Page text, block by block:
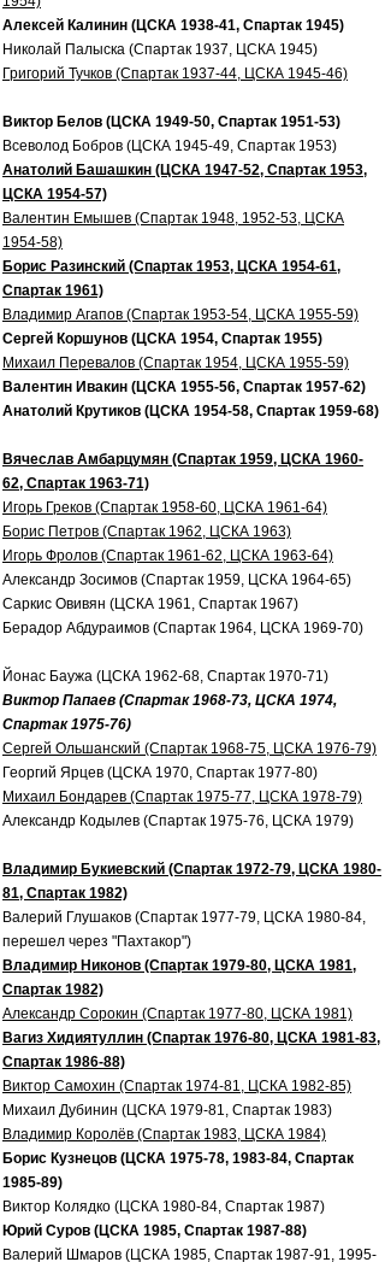
Алексей Калинин (ЦСКА 1938-41, Спартак 1945)
Николай Палыска (Спартак 1937, ЦСКА 1945)
Григорий Тучков (Спартак 1937-44, ЦСКА 1945-46)
Виктор Белов (ЦСКА 1949-50, Спартак 1951-53)
Всеволод Бобров (ЦСКА 1945-49, Спартак 1953)
Анатолий Башашкин (ЦСКА 1947-52, Спартак 1953,
ЦСКА 1954-57)
Валентин Емышев (Спартак 1948, 1952-53, ЦСКА
1954-58)
Борис Разинский (Спартак 1953, ЦСКА 1954-61,
Спартак 1961)
Владимир Агапов (Спартак 1953-54, ЦСКА 1955-59)
Сергей Коршунов (ЦСКА 1954, Спартак 1955)
Михаил Перевалов (Спартак 1954, ЦСКА 1955-59)
Валентин Ивакин (ЦСКА 1955-56, Спартак 1957-62)
Анатолий Крутиков (ЦСКА 1954-58, Спартак 1959-68)
Вячеслав Амбарцумян (Спартак 1959, ЦСКА 1960-
62, Спартак 1963-71)
Игорь Греков (Спартак 1958-60, ЦСКА 1961-64)
Борис Петров (Спартак 1962, ЦСКА 1963)
Игорь Фролов (Спартак 1961-62, ЦСКА 1963-64)
Александр Зосимов (Спартак 1959, ЦСКА 1964-65)
Саркис Овивян (ЦСКА 1961, Спартак 1967)
Берадор Абдураимов (Спартак 1964, ЦСКА 1969-70)
Йонас Баужа (ЦСКА 1962-68, Спартак 1970-71)
Виктор Папаев (Спартак 1968-73, ЦСКА 1974,
Спартак 1975-76)
Сергей Ольшанский (Спартак 1968-75, ЦСКА 1976-79)
Георгий Ярцев (ЦСКА 1970, Спартак 1977-80)
Михаил Бондарев (Спартак 1975-77, ЦСКА 1978-79)
Александр Кодылев (Спартак 1975-76, ЦСКА 1979)
Владимир Букиевский (Спартак 1972-79, ЦСКА 1980-
81, Спартак 1982)
Валерий Глушаков (Спартак 1977-79, ЦСКА 1980-84,
перешел через "Пахтакор")
Владимир Никонов (Спартак 1979-80, ЦСКА 1981,
Спартак 1982)
Александр Сорокин (Спартак 1977-80, ЦСКА 1981)
Вагиз Хидиятуллин (Спартак 1976-80, ЦСКА 1981-83,
Спартак 1986-88)
Виктор Самохин (Спартак 1974-81, ЦСКА 1982-85)
Михаил Дубинин (ЦСКА 1979-81, Спартак 1983)
Владимир Королёв (Спартак 1983, ЦСКА 1984)
Борис Кузнецов (ЦСКА 1975-78, 1983-84, Спартак
1985-89)
Виктор Колядко (ЦСКА 1980-84, Спартак 1987)
Юрий Суров (ЦСКА 1985, Спартак 1987-88)
Валерий Шмаров (ЦСКА 1985, Спартак 1987-91, 1995-